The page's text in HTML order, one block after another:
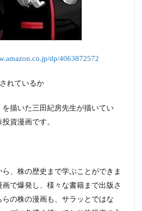
dp/4063872572
れているか
描いた三田紀房先生が描いてい
資漫画です。
、株の歴史まで学ぶことができま
で爆発し、様々な書籍まで出版さ
の株の漫画も、サラッとではな